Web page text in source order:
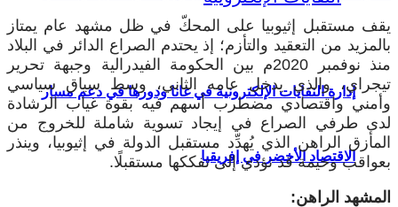
إدارة النفايات الإلكترونية في غانا ودورها في دعم مسار
الاقتصاد الأخضر في إفريقيا
يقف مستقبل إثيوبيا على المحكّ في ظل مشهد عام يمتاز
بالمزيد من التعقيد والتأزم؛ إذ يحتدم الصراع الدائر في البلاد
منذ نوفمبر 2020م بين الحكومة الفيدرالية وجبهة تحرير
تيجراي، والذي يدخل عامه الثاني، وسط سياق سياسي
وأمني واقتصادي مضطرب أسهم فيه بقوة غياب الرشادة
لدى طرفي الصراع في إيجاد تسوية شاملة للخروج من
المأزق الراهن الذي يُهدِّد مستقبل الدولة في إثيوبيا، وينذر
بعواقب وخيمة قد تؤدي إلى تفككها مستقبلًا.
المشهد الراهن: